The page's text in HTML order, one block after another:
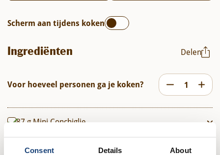
Consent Details About
Scherm aan tijdens koken
Ingrediënten Delen
Voor hoeveel personen ga je koken?
87 g Mini Conchiglie
100gPastasaus Basilico